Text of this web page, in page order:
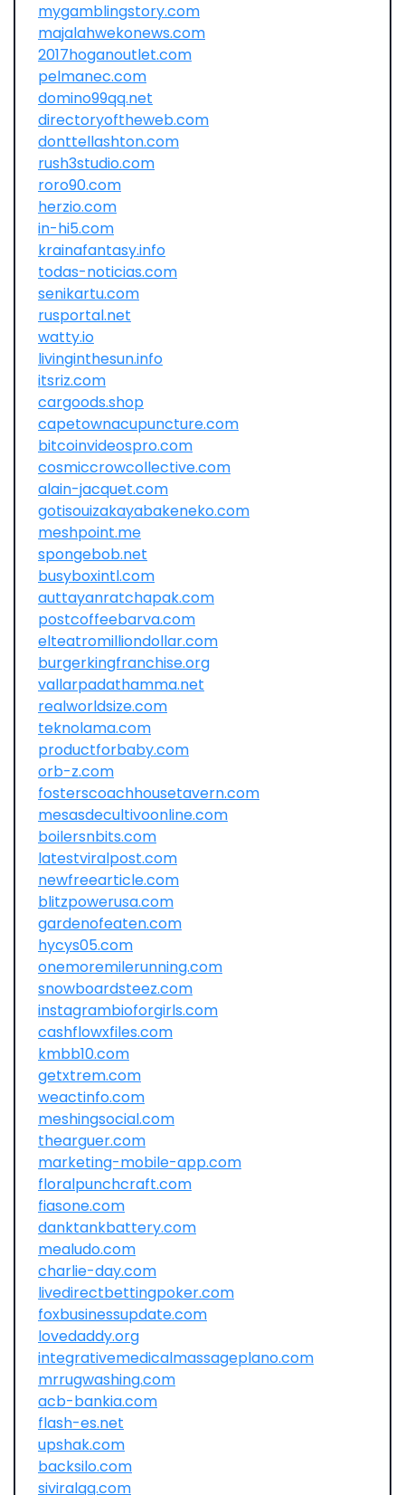
mygamblingstory.com
majalahwekonews.com
2017hoganoutlet.com
pelmanec.com
domino99qq.net
directoryoftheweb.com
donttellashton.com
rush3studio.com
roro90.com
herzio.com
in-hi5.com
krainafantasy.info
todas-noticias.com
senikartu.com
rusportal.net
watty.io
livinginthesun.info
itsriz.com
cargoods.shop
capetownacupuncture.com
bitcoinvideospro.com
cosmiccrowcollective.com
alain-jacquet.com
gotisouizakayabakeneko.com
meshpoint.me
spongebob.net
busyboxintl.com
auttayanratchapak.com
postcoffeebarva.com
elteatromilliondollar.com
burgerkingfranchise.org
vallarpadathamma.net
realworldsize.com
teknolama.com
productforbaby.com
orb-z.com
fosterscoachhousetavern.com
mesasdecultivoonline.com
boilersnbits.com
latestviralpost.com
newfreearticle.com
blitzpowerusa.com
gardenofeaten.com
hycys05.com
onemoremilerunning.com
snowboardsteez.com
instagrambioforgirls.com
cashflowxfiles.com
kmbb10.com
getxtrem.com
weactinfo.com
meshingsocial.com
thearguer.com
marketing-mobile-app.com
floralpunchcraft.com
fiasone.com
danktankbattery.com
mealudo.com
charlie-day.com
livedirectbettingpoker.com
foxbusinessupdate.com
lovedaddy.org
integrativemedicalmassageplano.com
mrrugwashing.com
acb-bankia.com
flash-es.net
upshak.com
backsilo.com
siviralqq.com